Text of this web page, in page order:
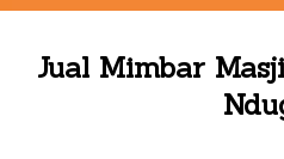
Jual Mimbar